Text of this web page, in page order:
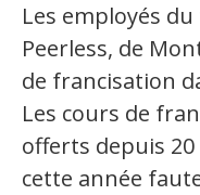
Organismes de la
Organismes de la
Publications
Francophonie
Les employés
Peerless, de
de francisation
Les cours de
offerts depuis
cette année